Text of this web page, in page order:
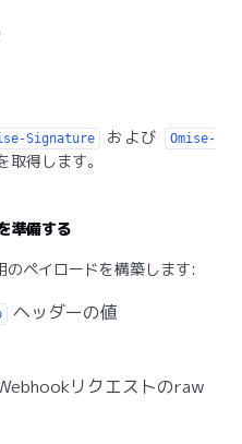
Signature および
Omise-
取得します。
準備する
ペイロードを構築します:
ヘッダーの値
リクエストのraw